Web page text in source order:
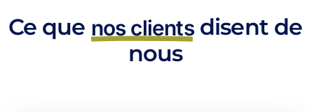
Ce que nos clientsdisent de
nous